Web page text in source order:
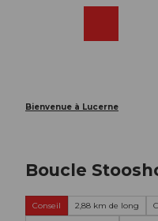
Bienvenue à Lucerne
Boucle
Conseil 2,88 km de long